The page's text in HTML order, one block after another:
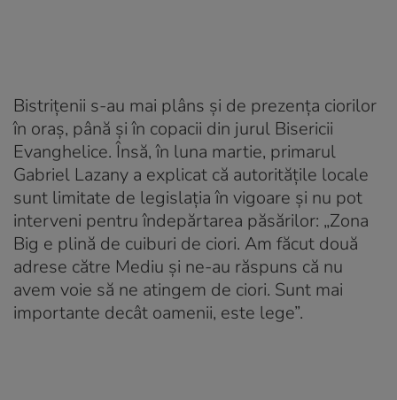
Bistrițenii s-au mai plâns și de prezența ciorilor
în oraș, până și în copacii din jurul Bisericii
Evanghelice. Însă, în luna martie, primarul
Gabriel Lazany a explicat că autoritățile locale
sunt limitate de legislația în vigoare și nu pot
interveni pentru îndepărtarea păsărilor: „Zona
Big e plină de cuiburi de ciori. Am făcut două
adrese către Mediu și ne-au răspuns că nu
avem voie să ne atingem de ciori. Sunt mai
importante decât oamenii, este lege”.